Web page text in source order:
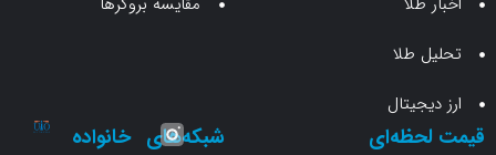
شبکه‌های خانواده